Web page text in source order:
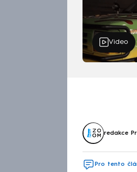
Video
redakce
Pro tento